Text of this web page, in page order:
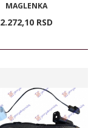
MAGLENKA
2.272,10 RSD